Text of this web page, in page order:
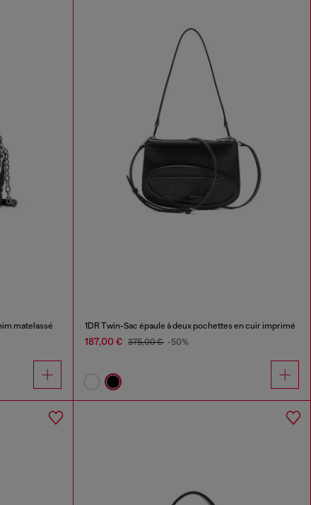
matelassé 1DR Twin-Sac épaule à deux pochettes en cuir imprimé
187,00 € 375,00 € -50%